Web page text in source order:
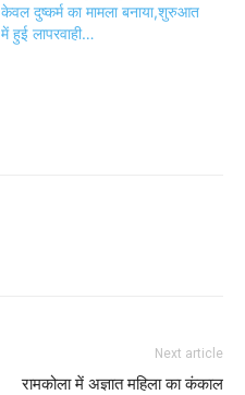
केवल दुष्कर्म का मामला बनाया,शुरुआत
में हुई लापरवाही…
Next article
रामकोला में अज्ञात महिला का कंकाल